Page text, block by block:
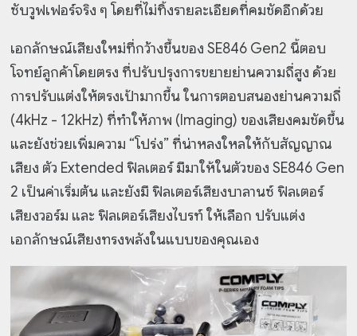
ซับวูฟเฟอร์จริง ๆ โดยที่ไม่ทิ้งรายละเอียดที่คมชัดอีกด้วย
เอกลักษณ์เสียงใหม่ที่กว้างขึ้นของ SE846 Gen2 นี้ตอบ
โจทย์ลูกค้าโดยตรง ที่ปรับปรุงการขยายย่านความถี่สูง ด้วย
การปรับแต่งให้ตรงเป้ามากขึ้น ในการตอบสนองย่านความถี่
(4kHz - 12kHz) ที่ทำให้ภาพ (Imaging) ของเสียงคมชัดขึ้น
และยังช่วยเพิ่มความ “โปร่ง” ที่น่าหลงใหลให้กับสัญญาณ
เสียง ตัว Extended ฟิลเตอร์ มีมาให้ในตัวของ SE846 Gen
2 เป็นค่าเริ่มต้น และยังมี ฟิลเตอร์เสียงบาลานซ์ ฟิลเตอร์
เสียงวอร์ม และ ฟิลเตอร์เสียงไบรท์ ให้เลือก ปรับแต่ง
เอกลักษณ์เสียงทรงพลังในแบบของคุณเอง